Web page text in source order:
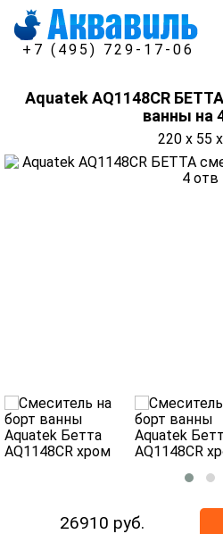
+7 (495) 729-17-06
Aquatek AQ1148CR
ванны на
220 x 55
26910 руб.